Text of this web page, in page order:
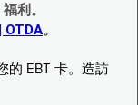
利。
。
的 EBT 卡。造訪